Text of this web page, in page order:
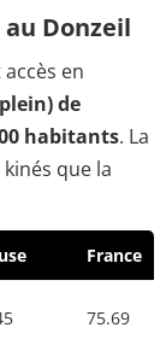
Donzeil
en
de
habitants. La
que la
France
75.69